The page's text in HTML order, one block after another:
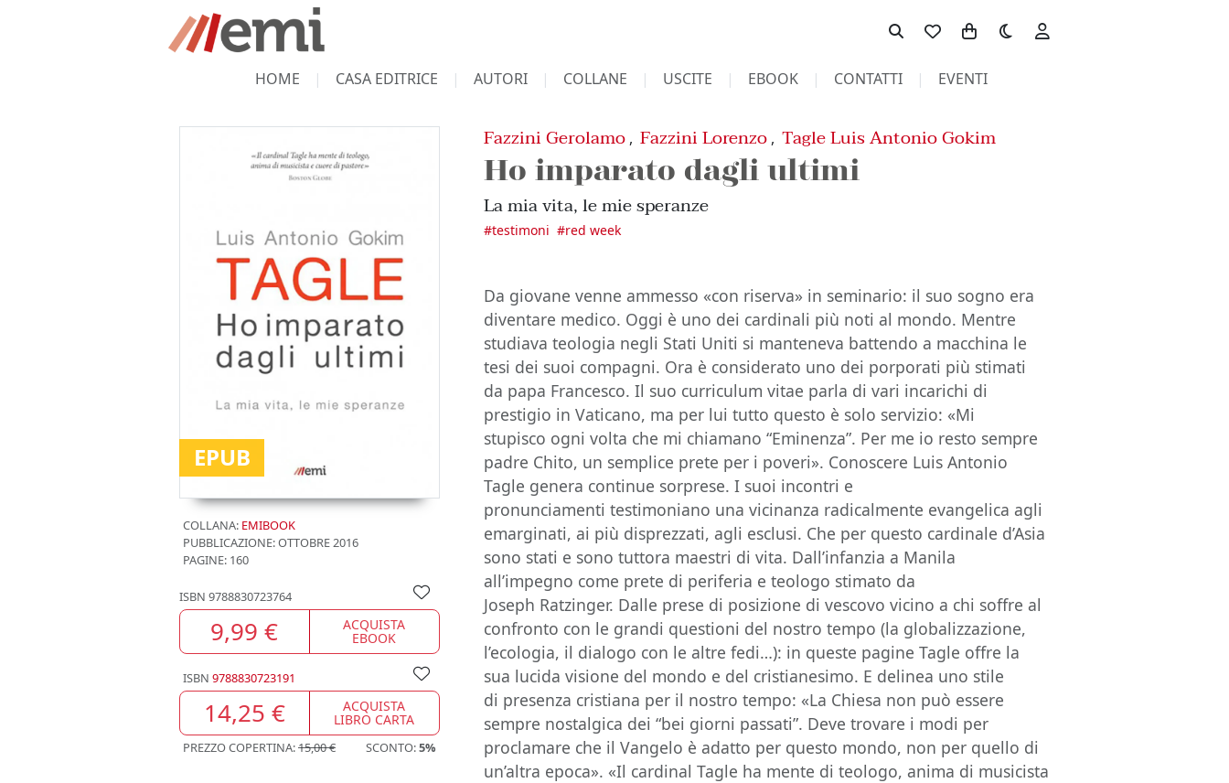
Toggle theme
HOME CASA EDITRICE AUTORI COLLANE USCITE EBOOK CONTATTI EVENTI
EPUB
COLLANA: EMIBOOK
PUBBLICAZIONE:OTTOBRE 2016
PAGINE: 160
ISBN 9788830723764
9,99 € ACQUISTA
EBOOK
ISBN 9788830723191
14,25 € ACQUISTA
LIBRO CARTA
PREZZO COPERTINA:15,00 € SCONTO:5%
Fazzini Gerolamo ,Fazzini Lorenzo ,Tagle Luis Antonio Gokim
Ho imparato dagli ultimi
La mia vita, le mie speranze
#testimoni #red week
Da giovane venne ammesso «con riserva» in seminario: il suo sogno era
diventare medico. Oggi è uno dei cardinali più noti al mondo. Mentre
studiava teologia negli Stati Uniti si manteneva battendo a macchina le
tesi dei suoi compagni. Ora è considerato uno dei porporati più stimati
da papa Francesco. Il suo curriculum vitae parla di vari incarichi di
prestigio in Vaticano, ma per lui tutto questo è solo servizio: «Mi
stupisco ogni volta che mi chiamano “Eminenza”. Per me io resto sempre
padre Chito, un semplice prete per i poveri». Conoscere Luis Antonio
Tagle genera continue sorprese. I suoi incontri e
pronunciamenti testimoniano una vicinanza radicalmente evangelica agli
emarginati, ai più disprezzati, agli esclusi. Che per questo cardinale d’Asia
sono stati e sono tuttora maestri di vita. Dall’infanzia a Manila
all’impegno come prete di periferia e teologo stimato da
Joseph Ratzinger. Dalle prese di posizione di vescovo vicino a chi soffre al
confronto con le grandi questioni del nostro tempo (la globalizzazione,
l’ecologia, il dialogo con le altre fedi…): in queste pagine Tagle offre la
sua lucida visione del mondo e del cristianesimo. E delinea uno stile
di presenza cristiana per il nostro tempo: «La Chiesa non può essere
sempre nostalgica dei “bei giorni passati”. Deve trovare i modi per
proclamare che il Vangelo è adatto per questo mondo, non per quello di
un’altra epoca». «Il cardinal Tagle ha mente di teologo, anima di musicista